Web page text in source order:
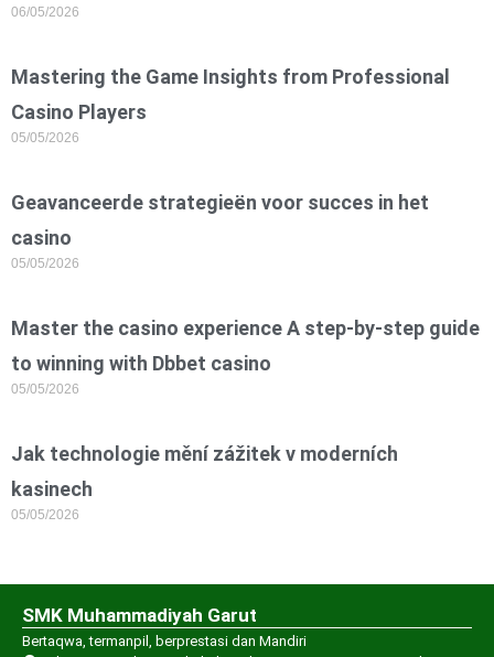
06/05/2026
Mastering the Game Insights from Professional
Casino Players
05/05/2026
Geavanceerde strategieën voor succes in het
casino
05/05/2026
Master the casino experience A step-by-step guide
to winning with Dbbet casino
05/05/2026
Jak technologie mění zážitek v moderních
kasinech
05/05/2026
SMK Muhammadiyah Garut
Bertaqwa, termanpil, berprestasi dan Mandiri